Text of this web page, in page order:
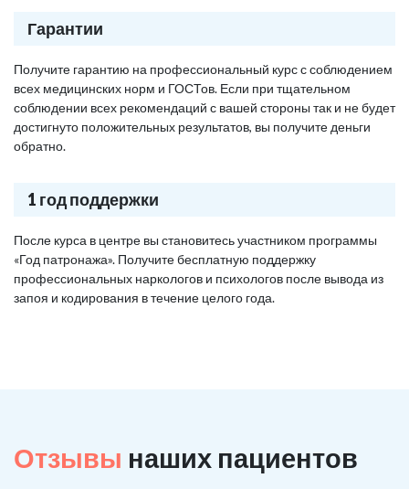
Гарантии
Получите гарантию на профессиональный курс с соблюдением
всех медицинских норм и ГОСТов. Если при тщательном
соблюдении всех рекомендаций с вашей стороны так и не будет
достигнуто положительных результатов, вы получите деньги
обратно.
1 год поддержки
После курса в центре вы становитесь участником программы
«Год патронажа». Получите бесплатную поддержку
профессиональных наркологов и психологов после вывода из
запоя и кодирования в течение целого года.
Отзывы наших пациентов